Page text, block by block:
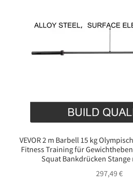
VEVOR 2 m Barbell 15 kg
Fitness Training für
Squat Bankdrücken
297,49 €